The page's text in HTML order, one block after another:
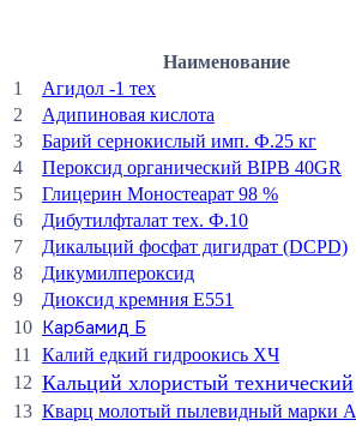
Наименование
1
Агидол -1 тех
2
Адипиновая кислота
3
Барий сернокислый имп. Ф.25 кг
4
Пероксид органический BIPB 40GR
5
Глицерин Моностеарат 98 %
6
Дибутилфталат тех. Ф.10
7
Дикальций фосфат дигидрат (DCPD)
8
Дикумилпероксид
9
Диоксид кремния Е551
10 Карбамид Б
11
Калий едкий гидроокись ХЧ
12 Кальций хлористый технический
13 Кварц молотый пылевидный марки А